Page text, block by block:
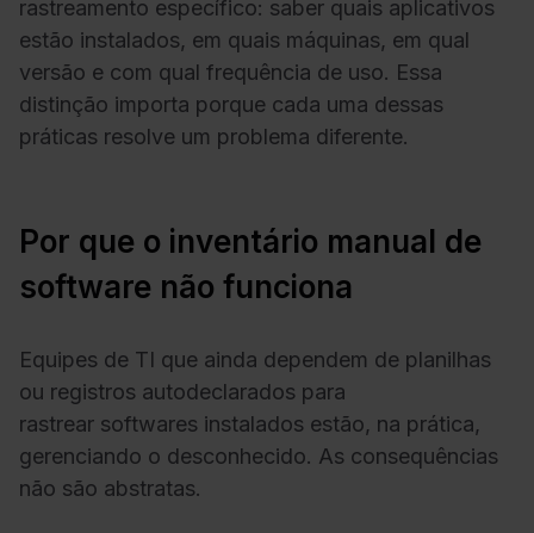
rastreamento específico: saber quais aplicativos
estão instalados, em quais máquinas, em qual
versão e com qual frequência de uso. Essa
distinção importa porque cada uma dessas
práticas resolve um problema diferente.
Por que o inventário manual de
software não funciona
Equipes de TI que ainda dependem de planilhas
ou registros autodeclarados para
rastrear softwares instalados estão, na prática,
gerenciando o desconhecido. As consequências
não são abstratas.